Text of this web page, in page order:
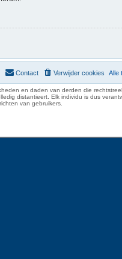
Alle
Verwijder cookies
Contact
en daden van derden die
distantieert. Elk individu is dus
van gebruikers.